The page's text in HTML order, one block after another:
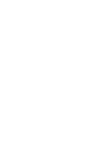
selbstverständlich, sich gegen